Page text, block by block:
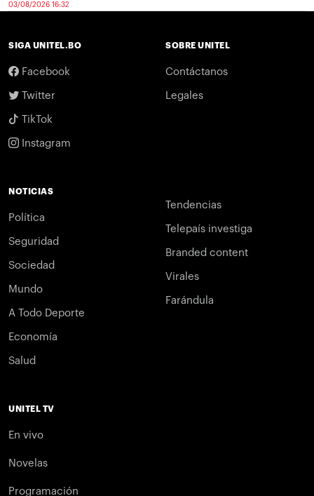
03/08/2026 16:32
SIGA UNITEL.BO
Facebook
Twitter
TikTok
Instagram
SOBRE UNITEL
Contáctanos
Legales
NOTICIAS
Política
Seguridad
Sociedad
Mundo
A Todo Deporte
Economía
Salud
Tendencias
Telepaís investiga
Branded content
Virales
Farándula
UNITEL TV
En vivo
Novelas
Programación